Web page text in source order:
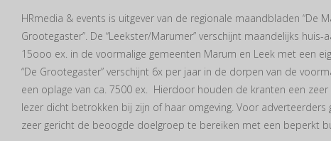
HRmedia & events is uitgever van de regionale maandbladen “De
Grootegaster”. De “Leekster/Marumer” verschijnt maandelijks huis-
15ooo ex. in de voormalige gemeenten Marum en Leek met een
“De Grootegaster” verschijnt 6x per jaar in de dorpen van de
een oplage van ca. 7500 ex. Hierdoor houden de kranten een
lezer dicht betrokken bij zijn of haar omgeving. Voor
zeer gericht de beoogde doelgroep te bereiken met een beperkt